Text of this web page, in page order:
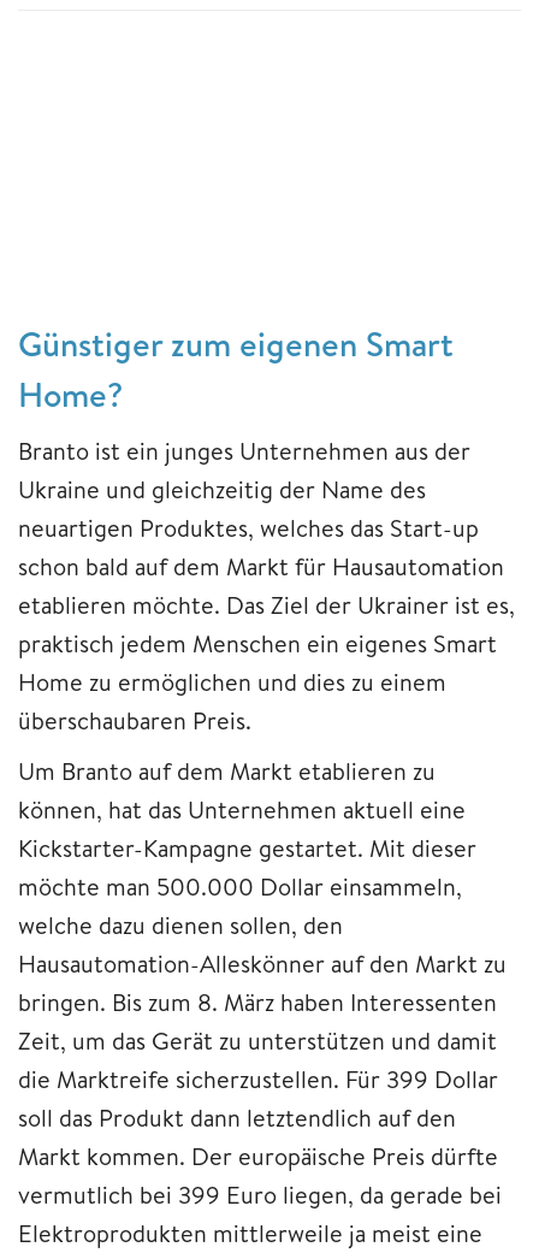
Günstiger zum eigenen Smart
Home?
Branto ist ein junges Unternehmen aus der
Ukraine und gleichzeitig der Name des
neuartigen Produktes, welches das Start-up
schon bald auf dem Markt für Hausautomation
etablieren möchte. Das Ziel der Ukrainer ist es,
praktisch jedem Menschen ein eigenes Smart
Home zu ermöglichen und dies zu einem
überschaubaren Preis.
Um Branto auf dem Markt etablieren zu
können, hat das Unternehmen aktuell eine
Kickstarter-Kampagne gestartet. Mit dieser
möchte man 500.000 Dollar einsammeln,
welche dazu dienen sollen, den
Hausautomation-Alleskönner auf den Markt zu
bringen. Bis zum 8. März haben Interessenten
Zeit, um das Gerät zu unterstützen und damit
die Marktreife sicherzustellen. Für 399 Dollar
soll das Produkt dann letztendlich auf den
Markt kommen. Der europäische Preis dürfte
vermutlich bei 399 Euro liegen, da gerade bei
Elektroprodukten mittlerweile ja meist eine